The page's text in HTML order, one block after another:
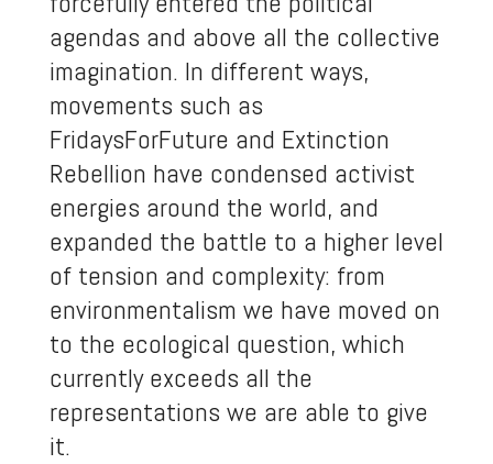
agendas and above all the collective
imagination. In different ways,
movements such as
FridaysForFuture and Extinction
Rebellion have condensed activist
energies around the world, and
expanded the battle to a higher level
of tension and complexity: from
environmentalism we have moved on
to the ecological question, which
currently exceeds all the
representations we are able to give
it.